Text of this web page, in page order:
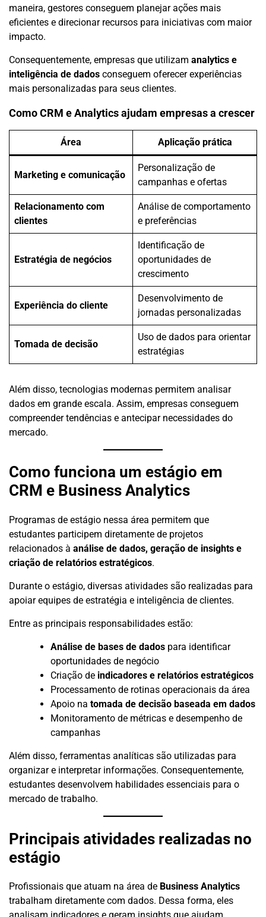
maneira, gestores conseguem planejar ações mais
eficientes e direcionar recursos para iniciativas com maior
impacto.
Consequentemente, empresas que utilizam analytics e
inteligência de dados conseguem oferecer experiências
mais personalizadas para seus clientes.
Como CRM e Analytics ajudam empresas a crescer
Área Aplicação prática
Marketing e comunicação
Personalização de
campanhas e ofertas
Relacionamento com
clientes
Análise de comportamento
e preferências
Estratégia de negócios
Identificação de
oportunidades de
crescimento
Experiência do cliente
Desenvolvimento de
jornadas personalizadas
Tomada de decisão
Uso de dados para orientar
estratégias
Além disso, tecnologias modernas permitem analisar
dados em grande escala. Assim, empresas conseguem
compreender tendências e antecipar necessidades do
mercado.
Como funciona um estágio em
CRM e Business Analytics
Programas de estágio nessa área permitem que
estudantes participem diretamente de projetos
relacionados à análise de dados, geração de insights e
criação de relatórios estratégicos.
Durante o estágio, diversas atividades são realizadas para
apoiar equipes de estratégia e inteligência de clientes.
Entre as principais responsabilidades estão:
Análise de bases de dados para identificar
oportunidades de negócio
Criação de indicadores e relatórios estratégicos
Processamento de rotinas operacionais da área
Apoio na tomada de decisão baseada em dados
Monitoramento de métricas e desempenho de
campanhas
Além disso, ferramentas analíticas são utilizadas para
organizar e interpretar informações. Consequentemente,
estudantes desenvolvem habilidades essenciais para o
mercado de trabalho.
Principais atividades realizadas no
estágio
Profissionais que atuam na área de Business Analytics
trabalham diretamente com dados. Dessa forma, eles